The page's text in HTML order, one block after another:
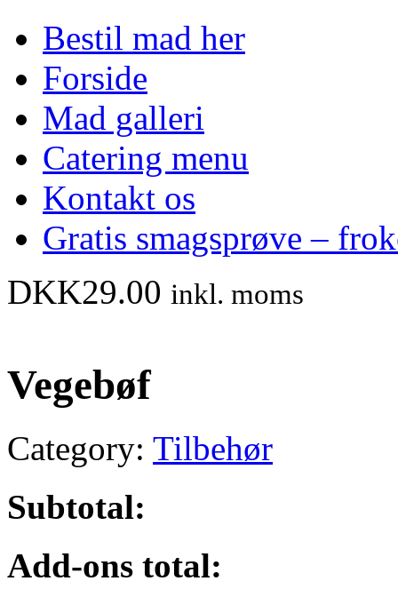
Bestil mad her
Forside
Mad galleri
Catering menu
Kontakt os
Gratis smagsprøve –
DKK29.00 inkl. moms
Vegebøf
Category: Tilbehør
Subtotal:
Add-ons total: